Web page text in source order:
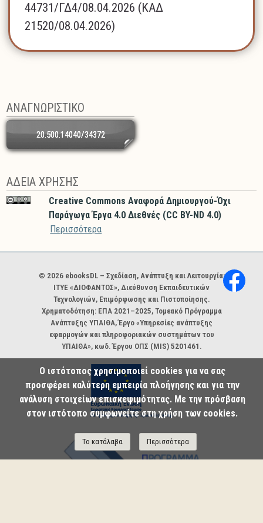
44731/ΓΔ4/08.04.2026 (ΚΑΔ
21520/08.04.2026)
ΑΝΑΓΝΩΡΙΣΤΙΚΟ
20.500.14040/34372
ΑΔΕΙΑ ΧΡΗΣΗΣ
Creative Commons Αναφορά Δημιουργού-Όχι
Παράγωγα Έργα 4.0 Διεθνές (CC BY-ND 4.0)
Περισσότερα
Χορηγοί και φορείς
© 2026 ebooksDL – Σχεδίαση, Ανάπτυξη και Λειτουργία:
ΙΤΥΕ «ΔΙΟΦΑΝΤΟΣ», Διεύθυνση Εκπαιδευτικών
Τεχνολογιών, Επιμόρφωσης και Πιστοποίησης.
Χρηματοδότηση: ΕΠΑ 2021–2025, Τομεακό Πρόγραμμα
Ανάπτυξης ΥΠΑΙΘΑ, Έργο «Υπηρεσίες ανάπτυξης
εφαρμογών και πληροφοριακών συστημάτων του
ΥΠΑΙΘΑ», κωδ. Έργου ΟΠΣ (MIS) 5201461.
Ο ιστότοπος χρησιμοποιεί cookies για να σας
προσφέρει καλύτερη εμπειρία πλοήγησης και για την
ανάλυση στοιχείων επισκεψιμότητας. Με την πρόσβαση
στον ιστότοπο συμφωνείτε στη χρήση των cookies.
Το κατάλαβα Περισσότερα